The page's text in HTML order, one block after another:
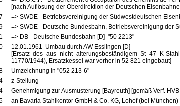
[nach Auflösung der Oberdirektion der Deutschen
=> SWDE - Betriebsvereinigung der Südwestdeutschen
=> SWDE - Deutsche Bundesbahn, Betriebsvereinigung der
=> DB - Deutsche Bundesbahn [D] "50 2213"
- 12.01.1961 Umbau durch AW Esslingen [D]
[Ersatz des aus nicht alterungsbeständigem St 47 K-
11770/1944), Ersatzkessel war vorher in 52 821 eingebaut]
Umzeichnung in "052 213-6"
z-Stellung
Genehmigung zur Ausmusterung [Bayreuth] [gemäß Verf.
an Bavaria Stahlkontor GmbH & Co. KG, Lohof (bei